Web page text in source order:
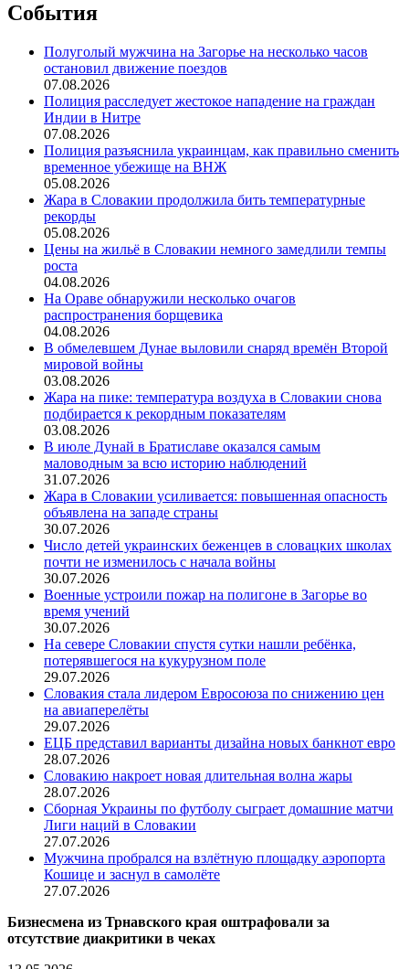
События
Полуголый мужчина на Загорье на несколько часов
остановил движение поездов
07.08.2026
Полиция расследует жестокое нападение на граждан
Индии в Нитре
07.08.2026
Полиция разъяснила украинцам, как правильно сменить
временное убежище на ВНЖ
05.08.2026
Жара в Словакии продолжила бить температурные
рекорды
05.08.2026
Цены на жильё в Словакии немного замедлили темпы
роста
04.08.2026
На Ораве обнаружили несколько очагов
распространения борщевика
04.08.2026
В обмелевшем Дунае выловили снаряд времён Второй
мировой войны
03.08.2026
Жара на пике: температура воздуха в Словакии снова
подбирается к рекордным показателям
03.08.2026
В июле Дунай в Братиславе оказался самым
маловодным за всю историю наблюдений
31.07.2026
Жара в Словакии усиливается: повышенная опасность
объявлена на западе страны
30.07.2026
Число детей украинских беженцев в словацких школах
почти не изменилось с начала войны
30.07.2026
Военные устроили пожар на полигоне в Загорье во
время учений
30.07.2026
На севере Словакии спустя сутки нашли ребёнка,
потерявшегося на кукурузном поле
29.07.2026
Словакия стала лидером Евросоюза по снижению цен
на авиаперелёты
29.07.2026
ЕЦБ представил варианты дизайна новых банкнот евро
28.07.2026
Словакию накроет новая длительная волна жары
28.07.2026
Сборная Украины по футболу сыграет домашние матчи
Лиги наций в Словакии
27.07.2026
Мужчина пробрался на взлётную площадку аэропорта
Кошице и заснул в самолёте
27.07.2026
Бизнесмена из Трнавского края оштрафовали за
отсутствие диакритики в чеках